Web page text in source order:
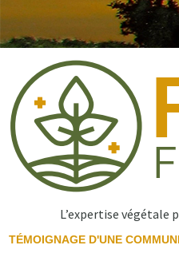
au
principal
L’expertise végétale
TÉMOIGNAGE D'UNE